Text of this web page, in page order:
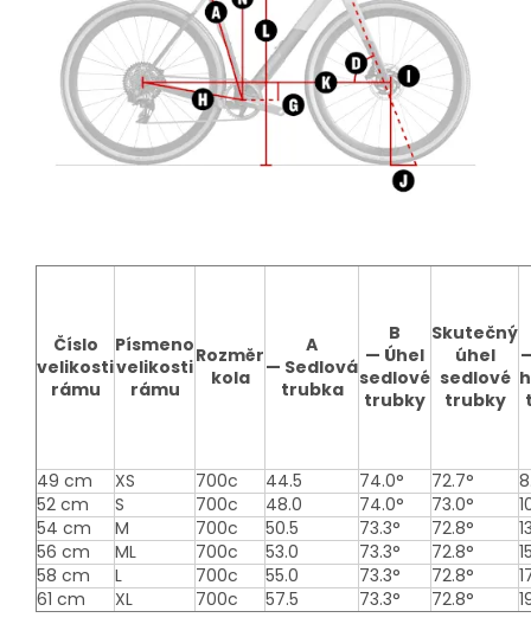
Číslo
velikosti
rámu
Písmeno
velikosti
rámu
Rozměr
kola
A
— Sedlová
trubka
B
— Úhel
sedlové
trubky
Skutečný
úhel
sedlové
trubky
49 cm XS 700c 44.5 74.0° 72.7°
52 cm
S 700c 48.0 74.0° 73.0°
54 cm
M 700c 50.5 73.3° 72.8°
56 cm
ML 700c 53.0 73.3° 72.8°
58 cm
L 700c 55.0 73.3° 72.8°
61 cm
XL 700c 57.5 73.3° 72.8°